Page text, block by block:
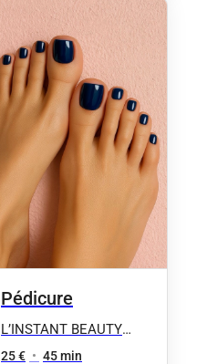
Pédicure
L’INSTANT BEAUTY
FANE
25 € • 45 min